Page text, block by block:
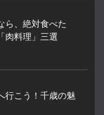
ら、絶対食べた
肉料理」三選
行こう！千歳の魅